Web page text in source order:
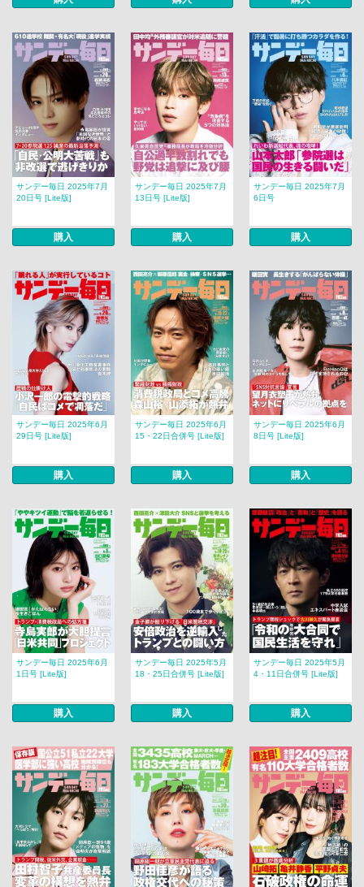
サンデー毎日 2025年7月
20日号 [Lite版]
購入
サンデー毎日 2025年7月
13日号 [Lite版]
購入
サンデー毎日 2025年7月
6日号
購入
サンデー毎日 2025年6月
29日号 [Lite版]
購入
サンデー毎日 2025年6月
15・22日合併号 [Lite版]
購入
サンデー毎日 2025年6月
8日号 [Lite版]
購入
サンデー毎日 2025年6月
1日号 [Lite版]
購入
サンデー毎日 2025年5月
18・25日合併号 [Lite版]
購入
サンデー毎日 2025年5月
4・11日合併号 [Lite版]
購入